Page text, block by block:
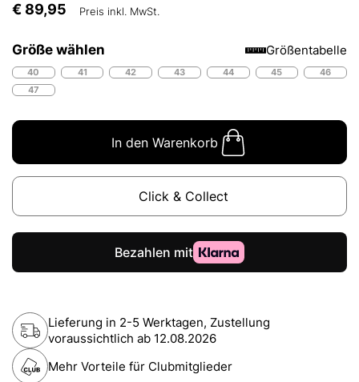
€ 89,95 Preis inkl. MwSt.
Größe wählen Größentabelle
40 41 42 43 44 45
46
47
In den Warenkorb
Click & Collect
Lieferung in 2-5 Werktagen, Zustellung
voraussichtlich ab 12.08.2026
Mehr Vorteile für Clubmitglieder